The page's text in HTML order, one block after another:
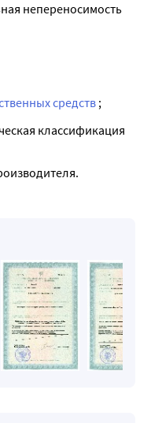
непереносимость
средств ;
классификация